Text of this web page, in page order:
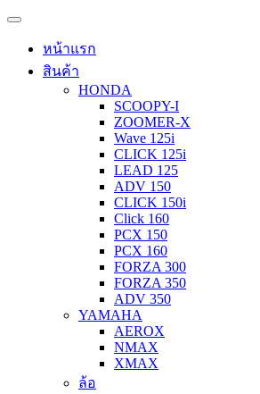
หน้าแรก
สินค้า
HONDA
SCOOPY-I
ZOOMER-X
Wave 125i
CLICK 125i
LEAD 125
ADV 150
CLICK 150i
Click 160
PCX 150
PCX 160
FORZA 300
FORZA 350
ADV 350
YAMAHA
AEROX
NMAX
XMAX
ล้อ